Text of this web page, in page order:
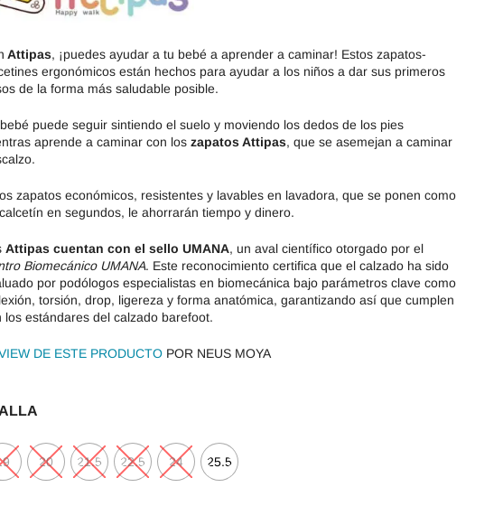
RIA
Stitch & Walk
Snugi
Titanitos
Zapy
Attipas, ¡puedes ayudar a tu bebé a aprender a caminar! Estos zapatos-
ergonómicos están hechos para ayudar a los niños a dar sus primeros
de la forma más saludable posible.
puede seguir sintiendo el suelo y moviendo los dedos de los pies
aprende a caminar con los zapatos Attipas, que se asemejan a caminar
zapatos económicos, resistentes y lavables en lavadora, que se ponen como
en segundos, le ahorrarán tiempo y dinero.
Attipas cuentan con el sello UMANA, un aval científico otorgado por el
Biomecánico UMANA. Este reconocimiento certifica que el calzado ha sido
por podólogos especialistas en biomecánica bajo parámetros clave como
torsión, drop, ligereza y forma anatómica, garantizando así que cumplen
los estándares del calzado barefoot.
DE ESTE PRODUCTO POR NEUS MOYA
20 21.5 22.5 24 25.5